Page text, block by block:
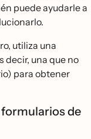
puede ayudarle a
utiliza una
decir, una que no
para obtener
formularios de